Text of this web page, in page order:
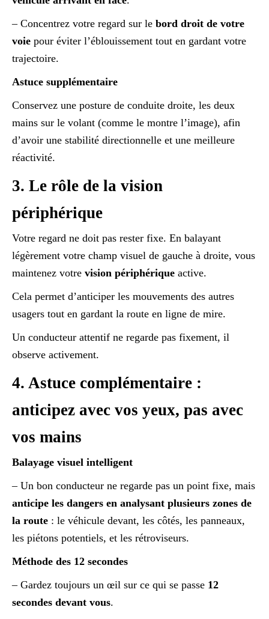
– Concentrez votre regard sur le bord droit de votre
voie pour éviter l’éblouissement tout en gardant votre
trajectoire.
Astuce supplémentaire
Conservez une posture de conduite droite, les deux
mains sur le volant (comme le montre l’image), afin
d’avoir une stabilité directionnelle et une meilleure
réactivité.
3. Le rôle de la vision
périphérique
Votre regard ne doit pas rester fixe. En balayant
légèrement votre champ visuel de gauche à droite, vous
maintenez votre vision périphérique active.
Cela permet d’anticiper les mouvements des autres
usagers tout en gardant la route en ligne de mire.
Un conducteur attentif ne regarde pas fixement, il
observe activement.
4. Astuce complémentaire :
anticipez avec vos yeux, pas avec
vos mains
Balayage visuel intelligent
– Un bon conducteur ne regarde pas un point fixe, mais
anticipe les dangers en analysant plusieurs zones de
la route : le véhicule devant, les côtés, les panneaux,
les piétons potentiels, et les rétroviseurs.
Méthode des 12 secondes
– Gardez toujours un œil sur ce qui se passe 12
secondes devant vous.